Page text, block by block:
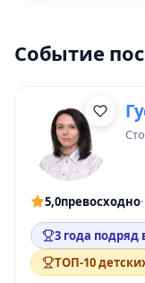
Событие
5,0превосходно
3 года подряд
ТОП-10